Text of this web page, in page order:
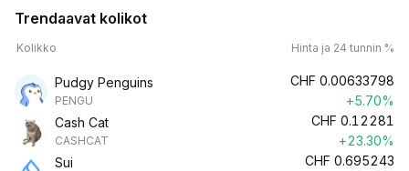
Trendaavat kolikot
Kolikko Hinta ja 24 tunnin %
Pudgy Penguins
PENGU
CHF 0.00633798
+5.70%
Cash Cat
CASHCAT
CHF 0.12281
+23.30%
Sui
CHF 0.695243